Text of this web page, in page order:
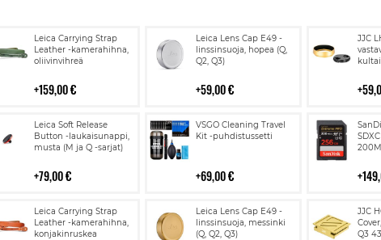
Leica Carrying Strap
Leather -kamerahihna,
oliivinvihreä
159,00 €
Lisää
ostoskoriin
Leica Lens Cap E49 -
linssinsuoja, hopea (Q,
Q2, Q3)
59,00 €
Lisää
ostoskoriin
JJC
Leica Soft Release
Button -laukaisunappi,
musta (M ja Q -sarjat)
79,00 €
Lisää
ostoskoriin
VSGO Cleaning Travel
Kit -puhdistussetti
69,00 €
Lisää
ostoskoriin
Leica Carrying Strap
Leather -kamerahihna,
konjakinruskea
Lisää
ostoskoriin
Leica Lens Cap E49 -
linssinsuoja, messinki
(Q, Q2, Q3)
Lisää
ostoskoriin
JJC
Q3